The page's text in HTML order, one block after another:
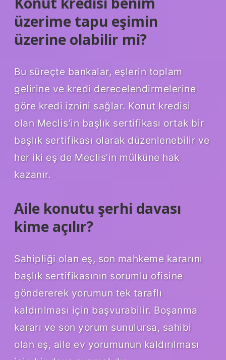
üzerime tapu eşimin
üzerine olabilir mi?
Bu süreçte bankalar, eşlerin toplam
gelirine ve kredi derecelendirmelerine
göre kredi iznini sağlar. Konut kredisi
olan Meclis’in başlık sertifikası ortak bir
başlık sertifikası olarak düzenlenebilir ve
her iki eş de Meclis’in mülküne hak
kazanır.
Aile konutu şerhi davası
kime açılır?
Sahipliği olan eş, son mahkeme kararını
başlık sertifikasının sorumlu ofisine
göndererek yorumun tek taraflı
kaldırılması için başvurabilir. Boşanma
kararı ve son yorum sunulursa, sahibi
olan eş, aile ev yorumunun kaldırılması